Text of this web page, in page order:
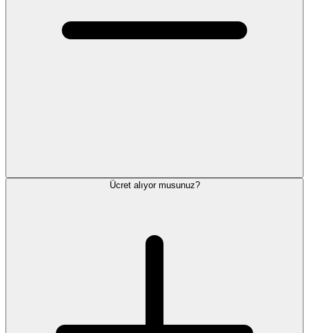
Ücret alıyor musunuz?